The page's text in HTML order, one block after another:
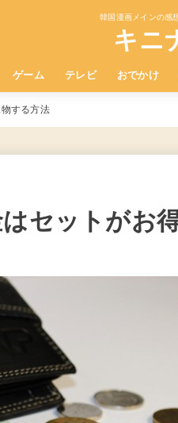
韓国漫画メインの感
キニ
ゲーム テレビ おでかけ
する方法
はセットがお